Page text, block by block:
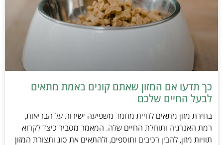
כך תדעו אם המזון שאתם קונים באמת מתאים
לבעל החיים שלכם
בחירת מזון מתאים לחיית מחמד משפיעה ישירות על הבריאות,
רמת האנרגיה ותוחלת החיים שלה. המאמר מסביר כיצד לקרוא
תוויות מזון, להבין רכיבים ותוספים, ולהתאים את סוג ותצורת המזון